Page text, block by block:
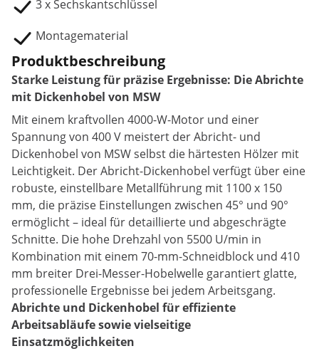
3 x Sechskantschlüssel
Montagematerial
Produktbeschreibung
Starke Leistung für präzise Ergebnisse: Die Abrichte
mit Dickenhobel von MSW
Mit einem kraftvollen 4000-W-Motor und einer
Spannung von 400 V meistert der Abricht- und
Dickenhobel von MSW selbst die härtesten Hölzer mit
Leichtigkeit. Der Abricht-Dickenhobel verfügt über eine
robuste, einstellbare Metallführung mit 1100 x 150
mm, die präzise Einstellungen zwischen 45° und 90°
ermöglicht – ideal für detaillierte und abgeschrägte
Schnitte. Die hohe Drehzahl von 5500 U/min in
Kombination mit einem 70-mm-Schneidblock und 410
mm breiter Drei-Messer-Hobelwelle garantiert glatte,
professionelle Ergebnisse bei jedem Arbeitsgang.
Abrichte und Dickenhobel für effiziente
Arbeitsabläufe sowie vielseitige
Einsatzmöglichkeiten